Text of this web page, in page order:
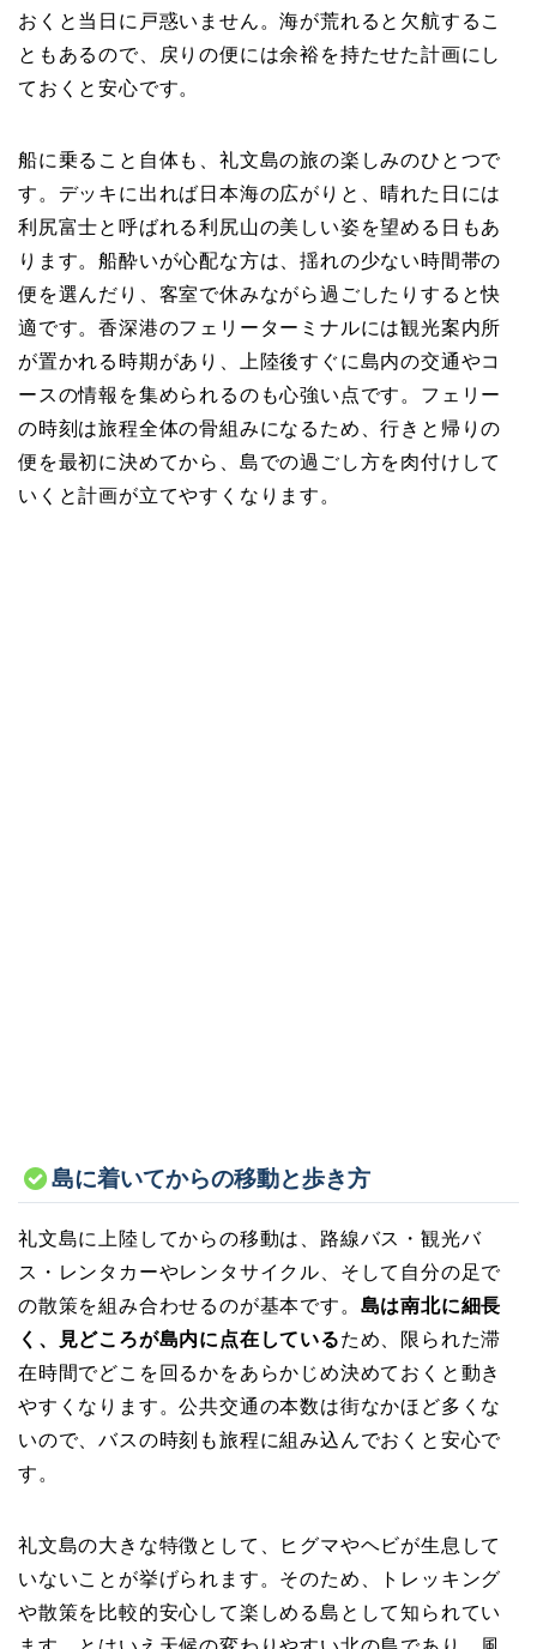
おくと当日に戸惑いません。海が荒れると欠航するこ
ともあるので、戻りの便には余裕を持たせた計画にし
ておくと安心です。
船に乗ること自体も、礼文島の旅の楽しみのひとつで
す。デッキに出れば日本海の広がりと、晴れた日には
利尻富士と呼ばれる利尻山の美しい姿を望める日もあ
ります。船酔いが心配な方は、揺れの少ない時間帯の
便を選んだり、客室で休みながら過ごしたりすると快
適です。香深港のフェリーターミナルには観光案内所
が置かれる時期があり、上陸後すぐに島内の交通やコ
ースの情報を集められるのも心強い点です。フェリー
の時刻は旅程全体の骨組みになるため、行きと帰りの
便を最初に決めてから、島での過ごし方を肉付けして
いくと計画が立てやすくなります。
島に着いてからの移動と歩き方
礼文島に上陸してからの移動は、路線バス・観光バ
ス・レンタカーやレンタサイクル、そして自分の足で
の散策を組み合わせるのが基本です。 島は南北に細長
く、見どころが島内に点在しているため、限られた滞
在時間でどこを回るかをあらかじめ決めておくと動き
やすくなります。公共交通の本数は街なかほど多くな
いので、バスの時刻も旅程に組み込んでおくと安心で
す。
礼文島の大きな特徴として、ヒグマやヘビが生息して
いないことが挙げられます。そのため、トレッキング
や散策を比較的安心して楽しめる島として知られてい